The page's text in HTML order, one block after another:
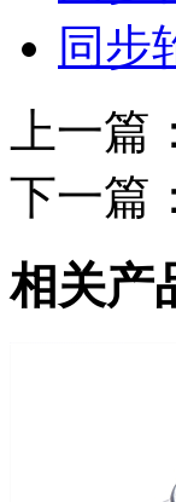
同步
上一篇：
下一篇：
相关产